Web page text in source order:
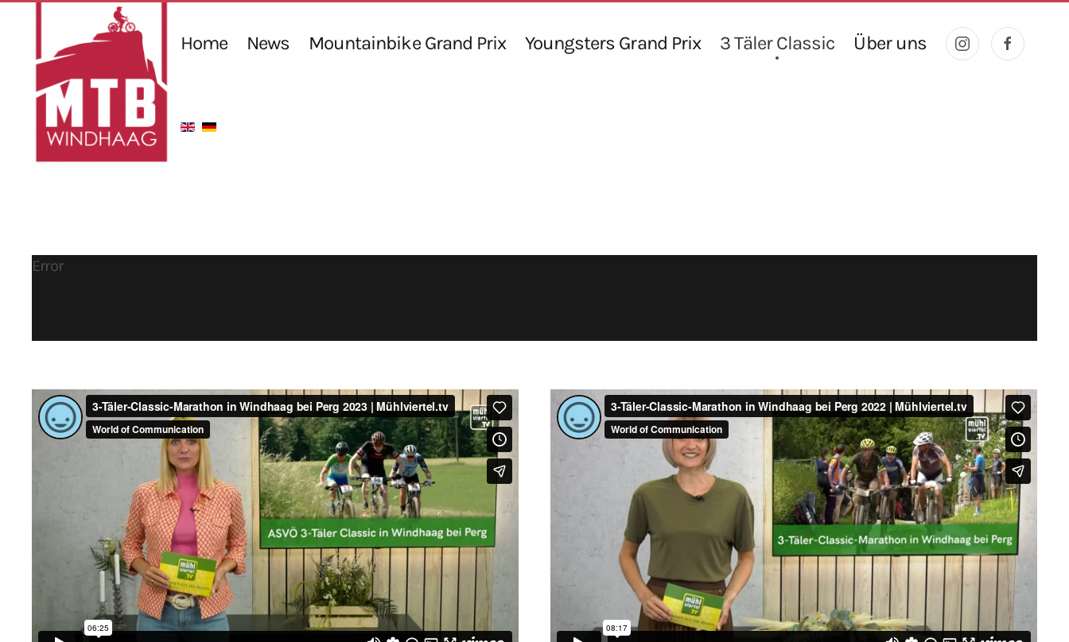
Home News Mountainbike Grand Prix Youngsters Grand Prix 3 Täler Classic Über uns
Error